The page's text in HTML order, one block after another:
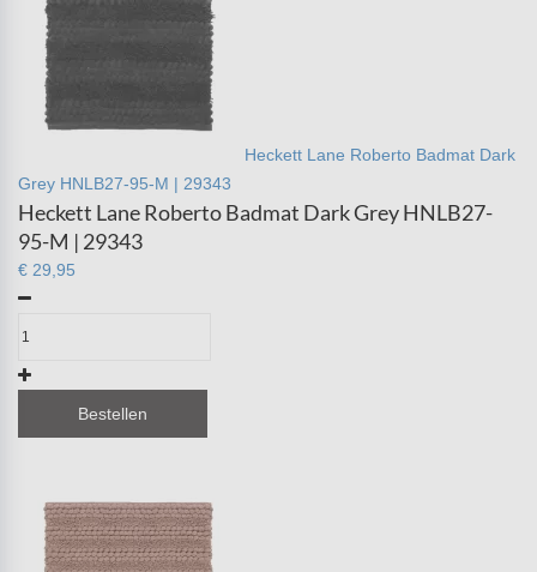
Heckett Lane Roberto Badmat Dark
Grey HNLB27-95-M | 29343
Heckett Lane Roberto Badmat Dark Grey HNLB27-
95-M | 29343
€ 29,95
Bestellen